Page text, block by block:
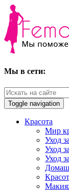
Мы в сети:
Toggle navigation
Красота
Мир
Уход
Уход
Уход